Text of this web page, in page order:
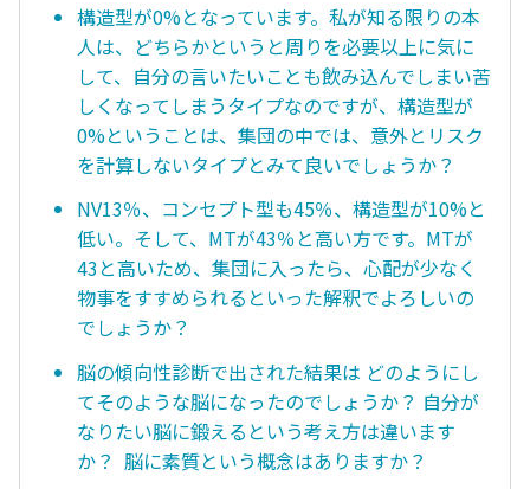
構造型が0%となっています。私が知る限りの本
人は、どちらかというと周りを必要以上に気に
して、自分の言いたいことも飲み込んでしまい苦
しくなってしまうタイプなのですが、構造型が
0%ということは、集団の中では、意外とリスク
を計算しないタイプとみて良いでしょうか？
NV13％、コンセプト型も45％、構造型が10%と
低い。そして、MTが43％と高い方です。MTが
43と高いため、集団に入ったら、心配が少なく
物事をすすめられるといった解釈でよろしいの
でしょうか？
脳の傾向性診断で出された結果は どのようにし
てそのような脳になったのでしょうか？ 自分が
なりたい脳に鍛えるという考え方は違います
か？ 脳に素質という概念はありますか？